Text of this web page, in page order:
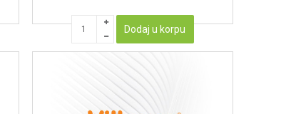
Dodaj u korpu